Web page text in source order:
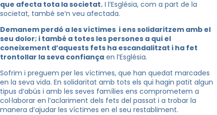
que afecta tota la societat. I l’Església, com a part de la
societat, també se’n veu afectada.
Demanem perdó a les víctimes i ens solidaritzem amb el
seu dolor; i també a totes les persones a qui el
coneixement d’aquests fets ha escandalitzat i ha fet
trontollar la seva confiança en l’Església.
Sofrim i preguem per les víctimes, que han quedat marcades
en la seva vida. En solidaritat amb tots els qui hagin patit algun
tipus d’abús i amb les seves famílies ens comprometem a
col·laborar en l’aclariment dels fets del passat i a trobar la
manera d’ajudar les víctimes en el seu restabliment.